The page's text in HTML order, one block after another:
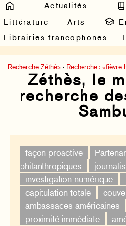
Actualités
Littérature
Arts
Librairies francophones
Recherche Zéthès › Recherche : « fièvre
Zéthès, le
recherche
façon proactive
philanthropiques
investigation numérique
capitulation totale
ambassades américaines
proximité immédiate